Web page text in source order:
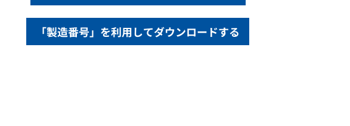
「製造番号」を利用してダウンロードする